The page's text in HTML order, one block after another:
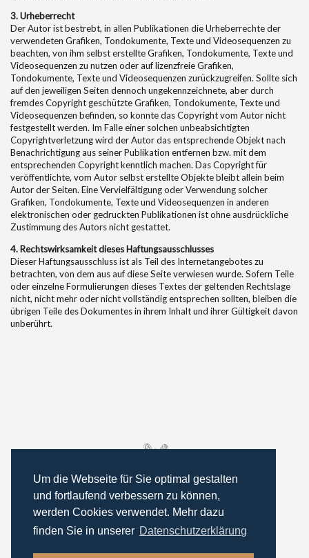
Um die Webseite für Sie optimal gestalten
und fortlaufend verbessern zu können,
werden Cookies verwendet. Mehr dazu
finden Sie in unserer Datenschutzerklärung
3. Urheberrecht
Der Autor ist bestrebt, in allen Publikationen die Urheberrechte der
verwendeten Grafiken, Tondokumente, Texte und Videosequenzen zu
beachten, von ihm selbst erstellte Grafiken, Tondokumente, Texte und
Videosequenzen zu nutzen oder auf lizenzfreie Grafiken,
Tondokumente, Texte und Videosequenzen zurückzugreifen. Sollte sich
auf den jeweiligen Seiten dennoch ungekennzeichnete, aber durch
fremdes Copyright geschützte Grafiken, Tondokumente, Texte und
Videosequenzen befinden, so konnte das Copyright vom Autor nicht
festgestellt werden. Im Falle einer solchen unbeabsichtigten
Copyrightverletzung wird der Autor das entsprechende Objekt nach
Benachrichtigung aus seiner Publikation entfernen bzw. mit dem
entsprechenden Copyright kenntlich machen. Das Copyright für
veröffentlichte, vom Autor selbst erstellte Objekte bleibt allein beim
Autor der Seiten. Eine Vervielfältigung oder Verwendung solcher
Grafiken, Tondokumente, Texte und Videosequenzen in anderen
elektronischen oder gedruckten Publikationen ist ohne ausdrückliche
Zustimmung des Autors nicht gestattet.
4. Rechtswirksamkeit dieses Haftungsausschlusses
Dieser Haftungsausschluss ist als Teil des Internetangebotes zu
betrachten, von dem aus auf diese Seite verwiesen wurde. Sofern Teile
oder einzelne Formulierungen dieses Textes der geltenden Rechtslage
nicht, nicht mehr oder nicht vollständig entsprechen sollten, bleiben die
übrigen Teile des Dokumentes in ihrem Inhalt und ihrer Gültigkeit davon
unberührt.